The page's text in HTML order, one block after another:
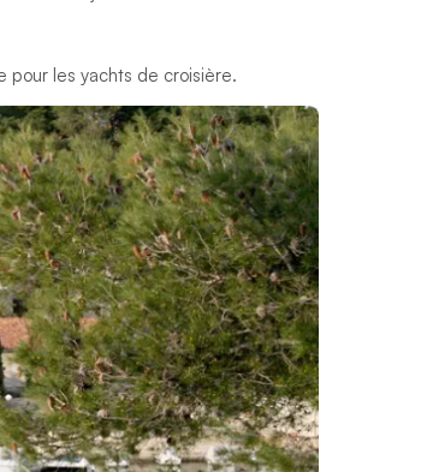
pour les yachts de croisière.